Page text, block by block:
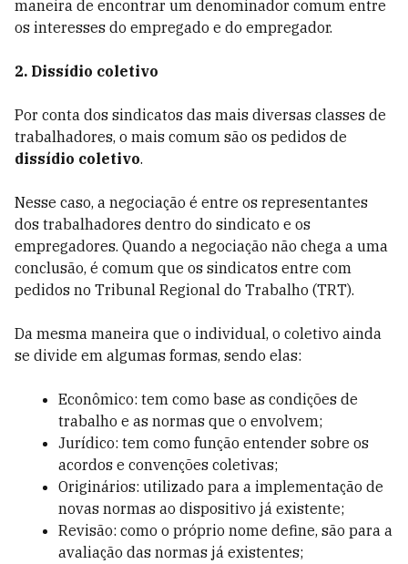
maneira de encontrar um denominador comum entre
os interesses do empregado e do empregador.
2. Dissídio coletivo
Por conta dos sindicatos das mais diversas classes de
trabalhadores, o mais comum são os pedidos de
dissídio coletivo.
Nesse caso, a negociação é entre os representantes
dos trabalhadores dentro do sindicato e os
empregadores. Quando a negociação não chega a uma
conclusão, é comum que os sindicatos entre com
pedidos no Tribunal Regional do Trabalho (TRT).
Da mesma maneira que o individual, o coletivo ainda
se divide em algumas formas, sendo elas:
Econômico: tem como base as condições de
trabalho e as normas que o envolvem;
Jurídico: tem como função entender sobre os
acordos e convenções coletivas;
Originários: utilizado para a implementação de
novas normas ao dispositivo já existente;
Revisão: como o próprio nome define, são para a
avaliação das normas já existentes;